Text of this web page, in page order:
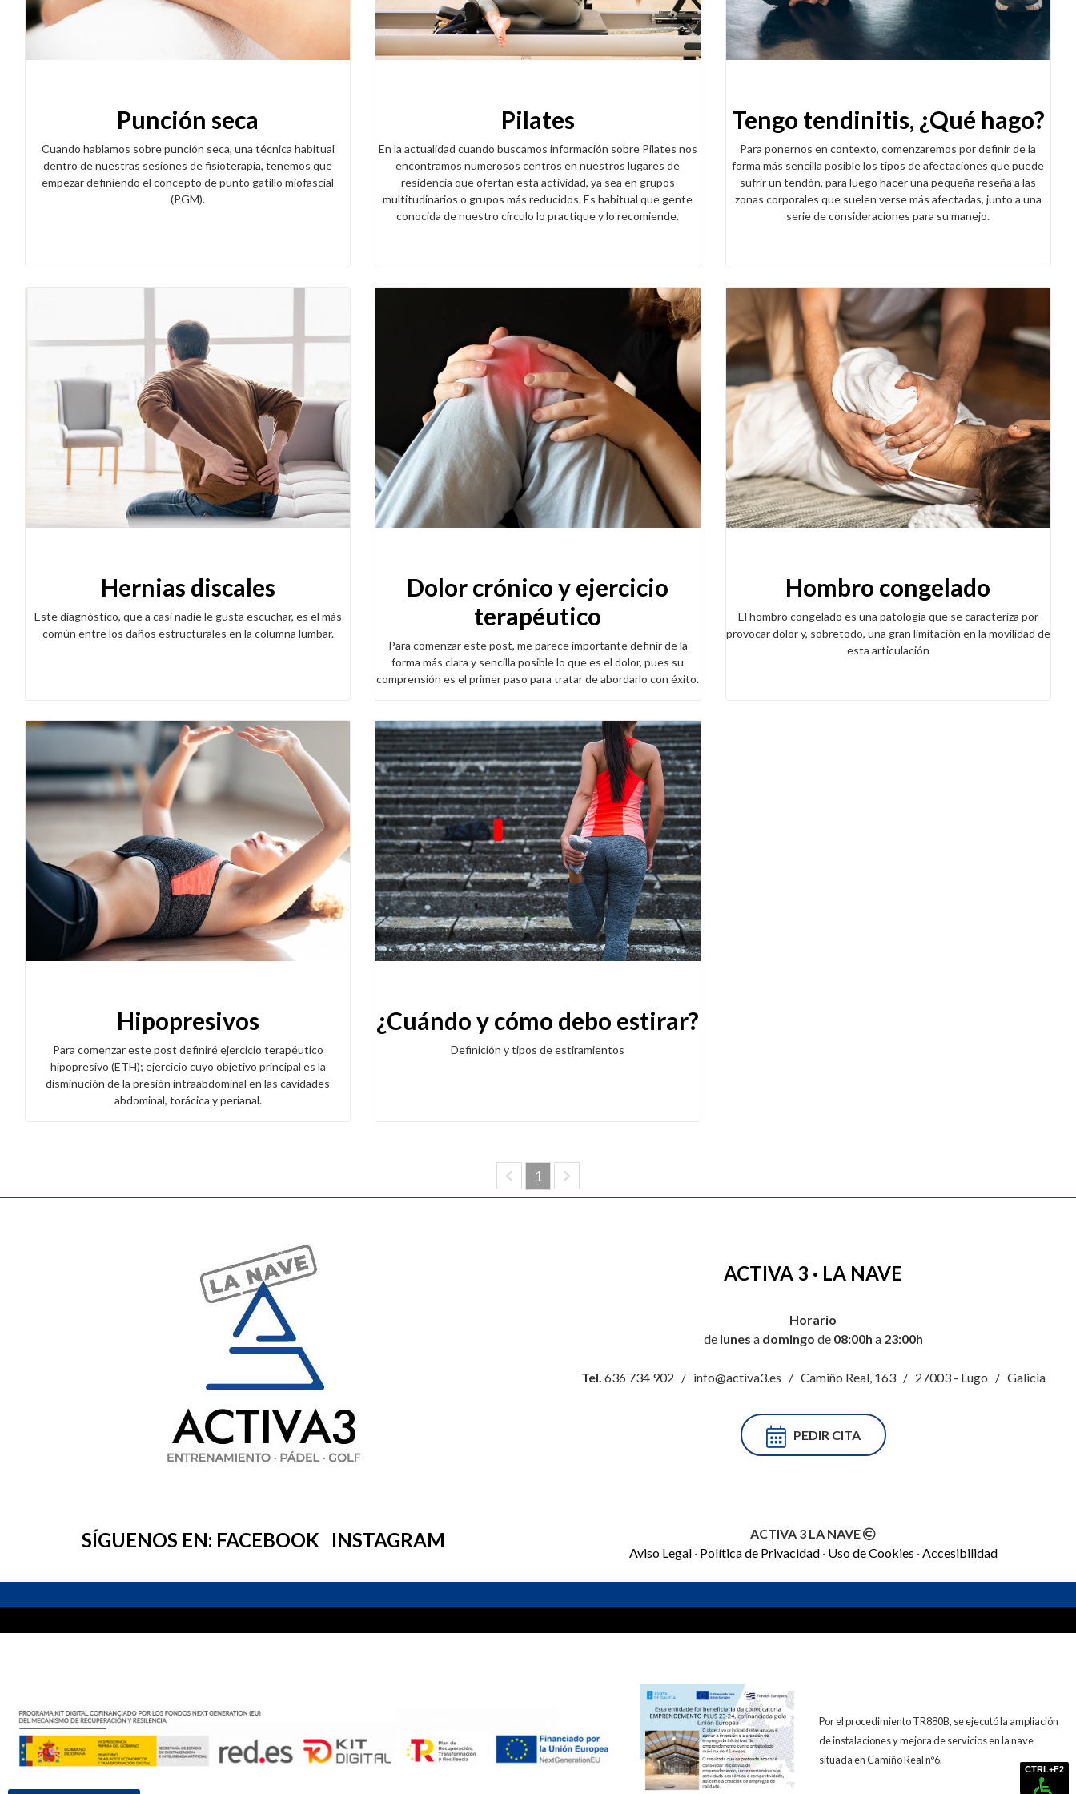
CTRL+F2
Punción seca
Cuando hablamos sobre punción seca, una técnica habitual
dentro de nuestras sesiones de fisioterapia, tenemos que
empezar definiendo el concepto de punto gatillo miofascial
(PGM).
Pilates
En la actualidad cuando buscamos información sobre Pilates nos
encontramos numerosos centros en nuestros lugares de
residencia que ofertan esta actividad, ya sea en grupos
multitudinarios o grupos más reducidos. Es habitual que gente
conocida de nuestro círculo lo practique y lo recomiende.
Tengo tendinitis, ¿Qué hago?
Para ponernos en contexto, comenzaremos por definir de la
forma más sencilla posible los tipos de afectaciones que puede
sufrir un tendón, para luego hacer una pequeña reseña a las
zonas corporales que suelen verse más afectadas, junto a una
serie de consideraciones para su manejo.
Hernias discales
Este diagnóstico, que a casi nadie le gusta escuchar, es el más
común entre los daños estructurales en la columna lumbar.
Dolor crónico y ejercicio
terapéutico
Para comenzar este post, me parece importante definir de la
forma más clara y sencilla posible lo que es el dolor, pues su
comprensión es el primer paso para tratar de abordarlo con éxito.
Hombro congelado
El hombro congelado es una patología que se caracteriza por
provocar dolor y, sobretodo, una gran limitación en la movilidad de
esta articulación
Hipopresivos
Para comenzar este post definiré ejercicio terapéutico
hipopresivo (ETH); ejercicio cuyo objetivo principal es la
disminución de la presión intraabdominal en las cavidades
abdominal, torácica y perianal.
¿Cuándo y cómo debo estirar?
Definición y tipos de estiramientos
1 (current)
ACTIVA 3 · LA NAVE
Horario
de lunes a domingo de 08:00h a 23:00h
Tel. 636 734 902 / info@activa3.es / Camiño Real, 163 / 27003 - Lugo / Galicia
PEDIR CITA
SÍGUENOS EN: FACEBOOK INSTAGRAM
ACTIVA 3 LA NAVE
Aviso Legal· Política de Privacidad· Uso de Cookies ·Accesibilidad
Por el procedimiento TR880B, se ejecutó la ampliación
de instalaciones y mejora de servicios en la nave
situada en Camiño Real nº6.